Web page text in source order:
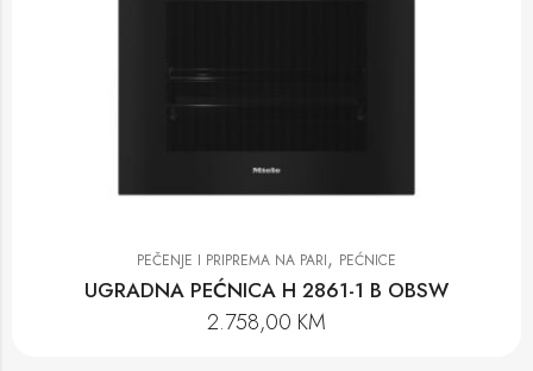
PEČENJE I PRIPREMA NA PARI, PEĆNICE
UGRADNA PEĆNICA H 2861-1 B OBSW
2.758,00 KM